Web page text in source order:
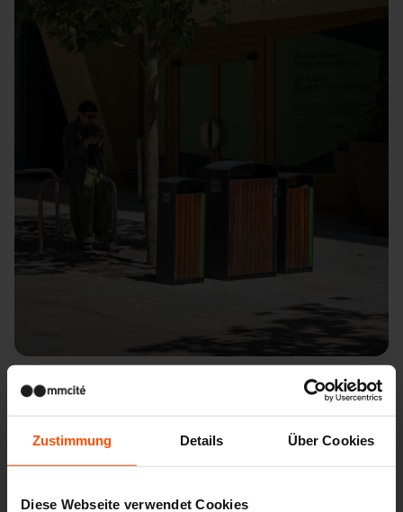
Zustimmung Details Über Cookies
Diese Webseite verwendet Cookies
Wien – Argentinierstraße